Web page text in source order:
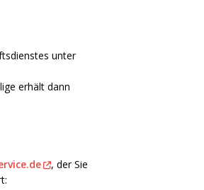
unter
erhält dann
, der Sie